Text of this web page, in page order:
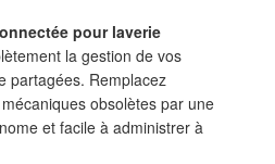
pour laverie
la gestion de vos
partagées. Remplacez
obsolètes par une
et facile à administrer à